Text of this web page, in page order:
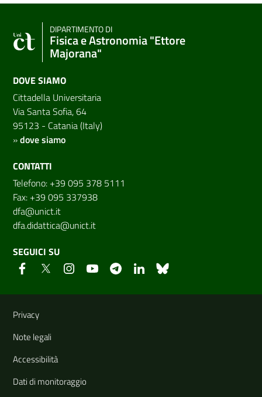
DIPARTIMENTO DI
Fisica e Astronomia "Ettore
Majorana"
DOVE SIAMO
Cittadella Universitaria
Via Santa Sofia, 64
95123 - Catania (Italy)
»dove siamo
CONTATTI
Telefono: +39 095 378 5111
Fax: +39 095 337938
dfa@unict.it
dfa.didattica@unict.it
SEGUICI SU
Link e informazioni utili
Privacy
Note legali
Accessibilità
Dati di monitoraggio